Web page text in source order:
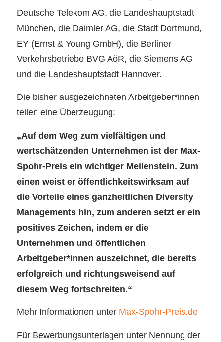
Deutsche Telekom AG, die Landeshauptstadt
München, die Daimler AG, die Stadt Dortmund,
EY (Ernst & Young GmbH), die Berliner
Verkehrsbetriebe BVG AöR, die Siemens AG
und die Landeshauptstadt Hannover.
Die bisher ausgezeichneten Arbeitgeber*innen
teilen eine Überzeugung:
„Auf dem Weg zum vielfältigen und
wertschätzenden Unternehmen ist der Max-
Spohr-Preis ein wichtiger Meilenstein. Zum
einen weist er öffentlichkeitswirksam auf
die Vorteile eines ganzheitlichen Diversity
Managements hin, zum anderen setzt er ein
positives Zeichen, indem er die
Unternehmen und öffentlichen
Arbeitgeber*innen auszeichnet, die bereits
erfolgreich und richtungsweisend auf
diesem Weg fortschreiten.“
Mehr Informationen unter Max-Spohr-Preis.de
Für Bewerbungsunterlagen unter Nennung der